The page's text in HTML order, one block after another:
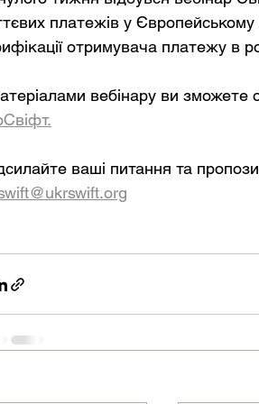
платежів у
отримувача платежу в
вебінару ви зможете
ваші питання та